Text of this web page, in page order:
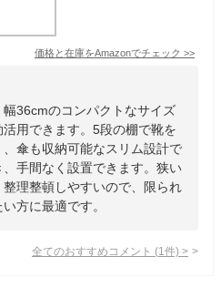
価格と在庫をAmazonでチェック >>
36cmのコンパクトなサイズ
用できます。5段の棚で靴を
傘も収納可能なスリム設計で
手間なく設置できます。狭い
理整頓しやすいので、限られ
方に最適です。
全てのおすすめコメント (1 件) >